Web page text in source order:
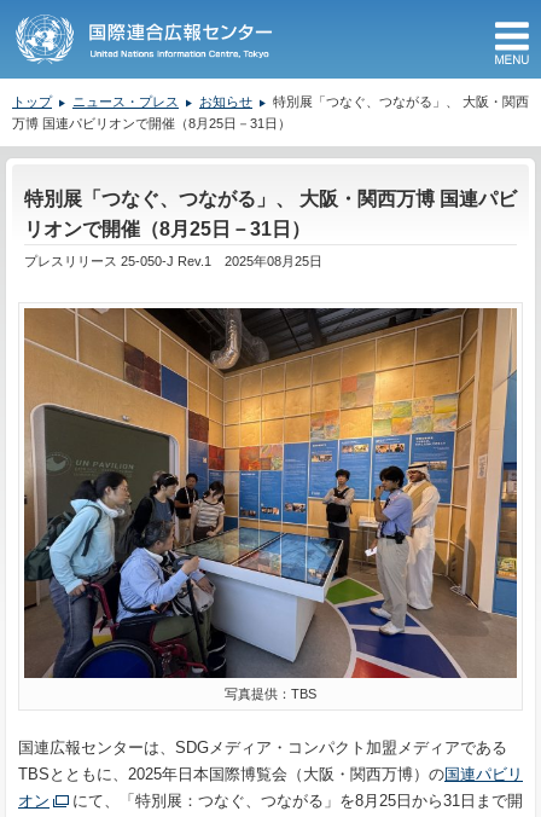
トップ ニュース・プレス お知らせ
特別展「つなぐ、つながる」、 大阪・関西
万博 国連パビリオンで開催（8月25日－31日）
特別展「つなぐ、つながる」、 大阪・関西万博 国連パビ
リオンで開催（8月25日－31日）
プレスリリース 25-050-J Rev.1 2025年08月25日
写真提供：TBS
国連広報センターは、SDGメディア・コンパクト加盟メディアである
TBSとともに、2025年日本国際博覧会（大阪・関西万博）の国連パビリ
オン
にて、「特別展：つなぐ、つながる」を8月25日から31日まで開